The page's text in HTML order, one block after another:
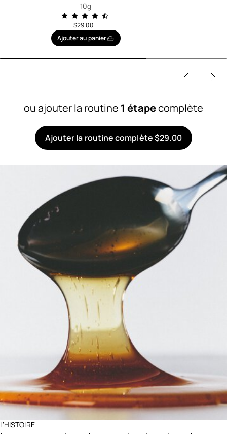
10g
$29.00
Ajouter au panier
ou ajouter la routine 1 étapecomplète
Ajouter la routine complète $29.00
L’HISTOIRE